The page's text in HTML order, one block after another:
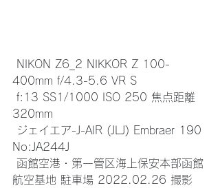
400mm f/4.3-5.6 VR S
320mm
No:JA244J
航空基地 駐車場 2022.02.26 撮影